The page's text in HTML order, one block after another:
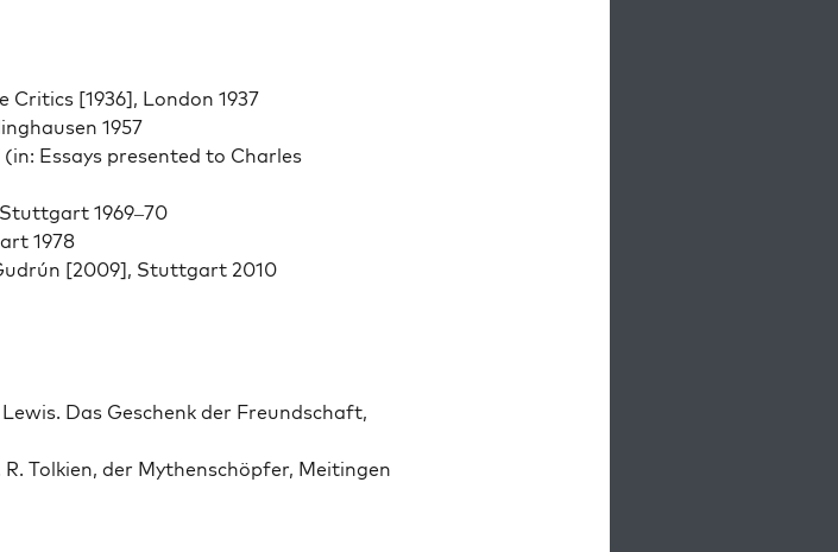
[1936], Lon­don 1937
1957
Essays pre­sent­ed to Charles
1969–70
1978
[2009], Stuttgart 2010
Das Geschenk der Fre­und­schaft,
Tolkien, der Mythen­schöpfer, Meitin­gen